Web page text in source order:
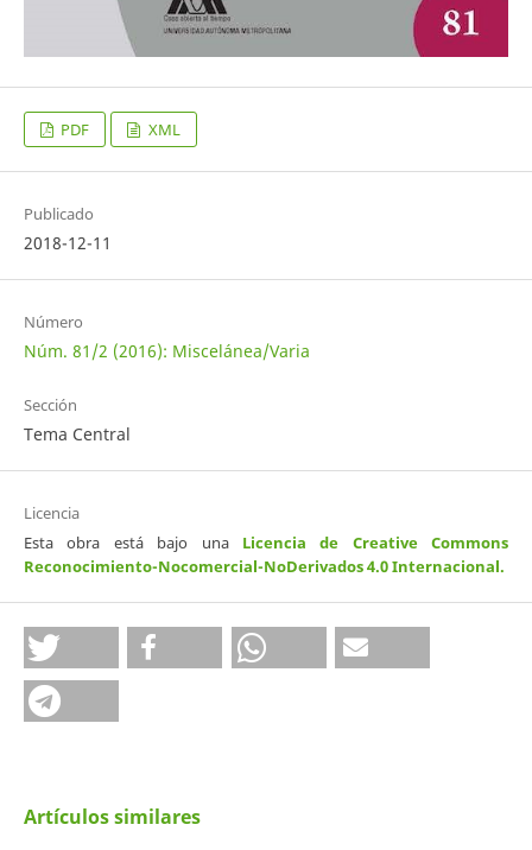
PDF XML
Publicado
2018-12-11
Número
Núm. 81/2 (2016): Miscelánea/Varia
Sección
Tema Central
Licencia
Esta obra está bajo una Licencia de Creative Commons
Reconocimiento-Nocomercial-NoDerivados 4.0 Internacional.
Artículos similares